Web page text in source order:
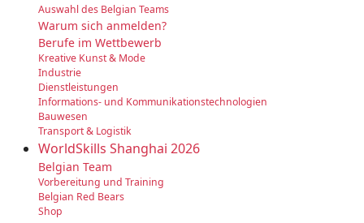
Auswahl des Belgian Teams
Warum sich anmelden?
Berufe im Wettbewerb
Kreative Kunst & Mode
Industrie
Dienstleistungen
Informations- und Kommunikationstechnologien
Bauwesen
Transport & Logistik
WorldSkills Shanghai 2026
Belgian Team
Vorbereitung und Training
Belgian Red Bears
Shop